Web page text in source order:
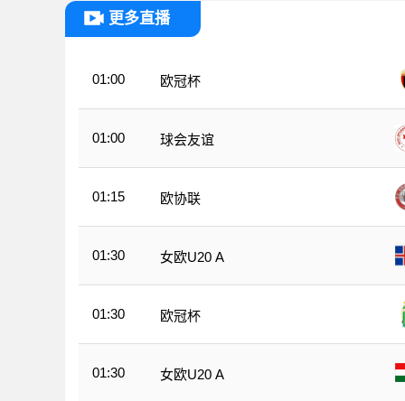
更多直播
01:00 欧冠杯
01:00 球会友谊
01:15 欧协联
01:30 女欧U20 A
01:30 欧冠杯
01:30 女欧U20 A